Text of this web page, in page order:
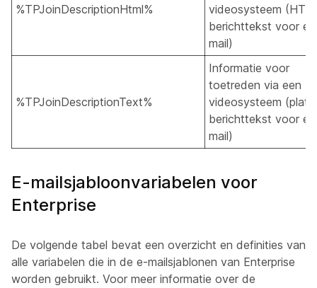
%TPJoinDescriptionHtml%
videosysteem
berichttekst voor e-
mail)
%TPJoinDescriptionText%
Informatie voor
toetreden via een
videosysteem
berichttekst voor e-
mail)
E-mailsjabloonvariabelen voor
Enterprise
De volgende tabel bevat een overzicht en definities van
alle variabelen die in de e-mailsjablonen van Enterprise
worden gebruikt. Voor meer informatie over de